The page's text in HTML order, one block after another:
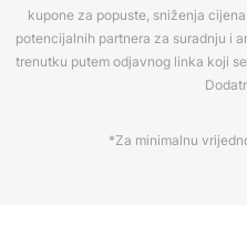
kupone za popuste, sniženja
potencijalnih partnera za suradnju i
trenutku putem odjavnog linka koji
*Za minimalnu